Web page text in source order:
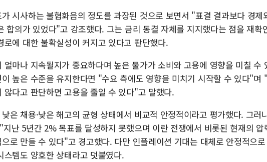
시사하는 불협화음의 정도를 과장된 것으로 보면서 "표결 결과보다 경제
합의가 있었다"고 강조했다. 그는 금리 동결 자체를 지지했다는 점을 재확
로에 대한 불확실성이 커지고 있다고 판단했다.
얼마나 지속될지가 중요하다며 높은 물가가 소비와 고용에 영향을 미칠 수
높은 수준을 유지한다면 "수요 측에도 영향을 미치기 시작할 수 있다"며
않다고 판단하면 고용을 줄일 수 있다"고 말했다.
은 채용·낮은 해고의 균형 상태에서 비교적 안정적이라고 평가했다. 그러
난 5년간 2% 목표를 달성하지 못했으며 이란 전쟁에서 비롯된 현재의 압
로 만들 수 있다"고 경고했다. 다만 인플레이션 기대는 대체로 안정적으로
스템도 양호한 상태라고 덧붙였다.